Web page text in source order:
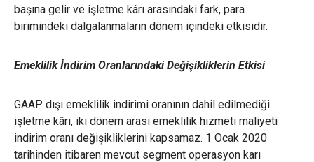
başına gelir ve işletme kârı arasındaki fark, para
birimindeki dalgalanmaların dönem içindeki etkisidir.
Emeklilik İndirim Oranlarındaki Değişikliklerin Etkisi
GAAP dışı emeklilik indirimi oranının dahil edilmediği
işletme kârı, iki dönem arası emeklilik hizmeti maliyeti
indirim oranı değişikliklerini kapsamaz. 1 Ocak 2020
tarihinden itibaren mevcut segment operasyon karı